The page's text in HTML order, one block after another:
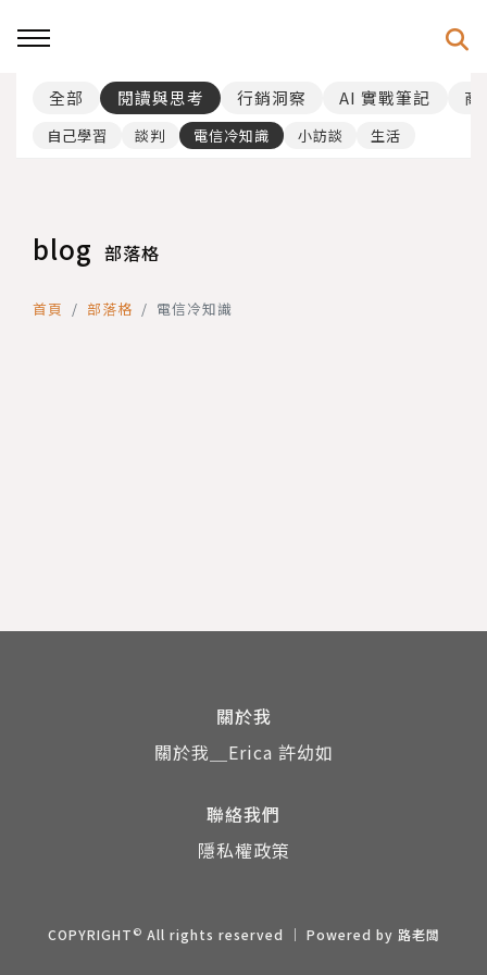
全部 閱讀與思考 行銷洞察 AI 實戰筆記 商
自己學習 談判 電信冷知識 小訪談 生活
blog 部落格
首頁 部落格 電信冷知識
關於我
關於我＿Erica 許幼如
聯絡我們
隱私權政策
COPYRIGHT © All rights reserved ｜ Powered by 路老闆